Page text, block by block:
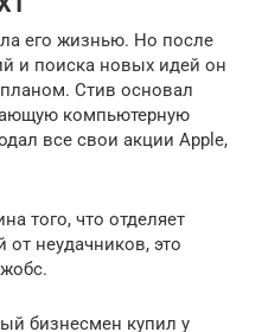
его жизнью. Но после
и поиска новых идей он
Стив основал
компьютерную
все свои акции Apple,
того, что отделяет
неудачников, это
бизнесмен купил у